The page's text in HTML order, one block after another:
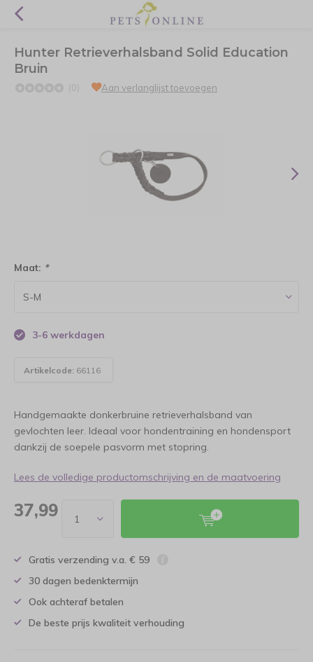
Hunter Retrieverhalsband Solid Education
Bruin
(0) Aan verlanglijst toevoegen
Maat: *
3-6 werkdagen
Artikelcode: 66116
Handgemaakte donkerbruine retrieverhalsband van
gevlochten leer. Ideaal voor hondentraining en hondensport
dankzij de soepele pasvorm met stopring.
Lees de volledige productomschrijving en de maatvoering
37,99
Gratis verzending v.a. € 59
30 dagen bedenktermijn
Ook achteraf betalen
De beste prijs kwaliteit verhouding